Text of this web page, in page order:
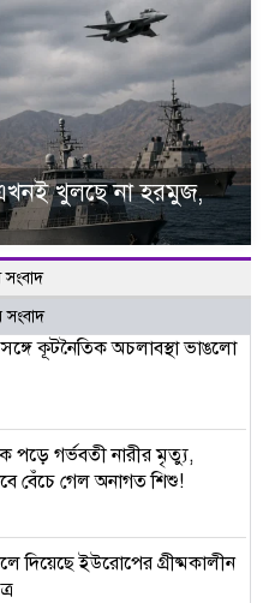
খুলছে না হরমুজ,
সংবাদ
সংবাদ
সঙ্গে কূটনৈতিক অচলাবস্থা ভাঙলো
পড়ে গর্ভবতী নারীর মৃত্যু,
বেঁচে গেল অনাগত শিশু!
দিয়েছে ইউরোপের গ্রীষ্মকালীন